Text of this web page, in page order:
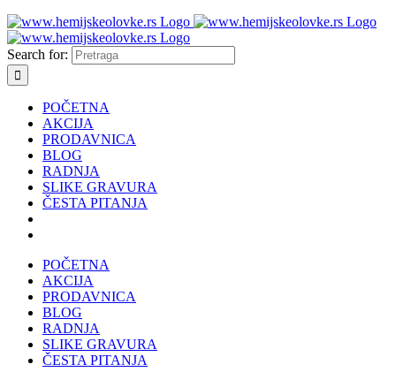
Search for:
POČETNA
AKCIJA
PRODAVNICA
BLOG
RADNJA
SLIKE GRAVURA
ČESTA PITANJA
POČETNA
AKCIJA
PRODAVNICA
BLOG
RADNJA
SLIKE GRAVURA
ČESTA PITANJA